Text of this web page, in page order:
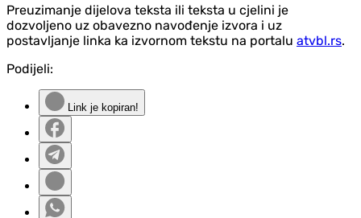
Preuzimanje dijelova teksta ili teksta u cjelini je
dozvoljeno uz obavezno navođenje izvora i uz
postavljanje linka ka izvornom tekstu na portalu atvbl.rs.
Podijeli:
Link je kopiran!